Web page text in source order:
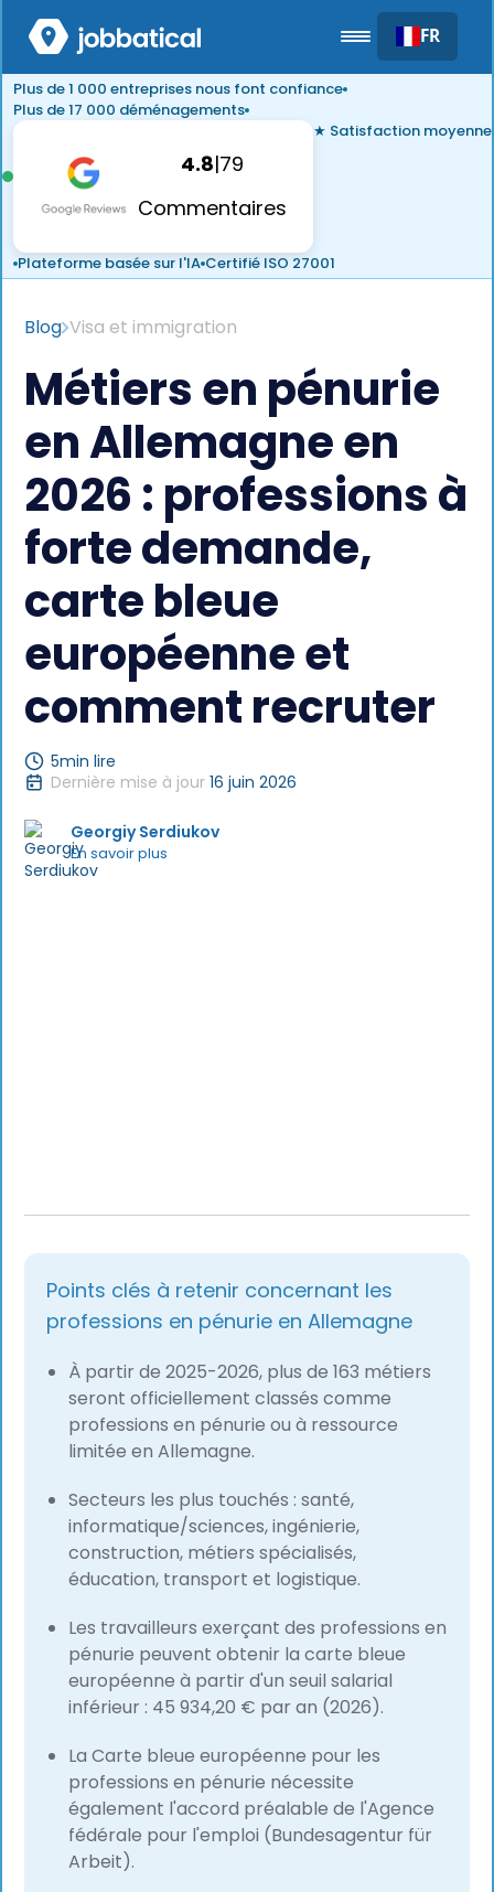
FR
Plus de 1 000 entreprises nous font confiance
Plus de 17 000 déménagements
4.8|79
Commentaires
★ Satisfaction moyenne
Plateforme basée sur l'IA Certifié ISO 27001
Blog Visa et immigration
Métiers en pénurie
en Allemagne en
2026 : professions à
forte demande,
carte bleue
européenne et
comment recruter
5min lire
Dernière mise à jour 16 juin 2026
Georgiy Serdiukov
En savoir plus
Points clés à retenir concernant les
professions en pénurie en Allemagne
À partir de 2025-2026, plus de 163 métiers
seront officiellement classés comme
professions en pénurie ou à ressource
limitée en Allemagne.
Secteurs les plus touchés : santé,
informatique/sciences, ingénierie,
construction, métiers spécialisés,
éducation, transport et logistique.
Les travailleurs exerçant des professions en
pénurie peuvent obtenir la carte bleue
européenne à partir d'un seuil salarial
inférieur : 45 934,20 € par an (2026).
La Carte bleue européenne pour les
professions en pénurie nécessite
également l'accord préalable de l'Agence
fédérale pour l'emploi (Bundesagentur für
Arbeit).